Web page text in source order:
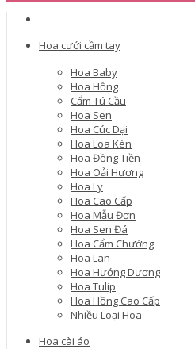
Hoa cưới cầm tay
Hoa Baby
Hoa Hồng
Cẩm Tú Cầu
Hoa Sen
Hoa Cúc Dại
Hoa Loa Kèn
Hoa Đồng Tiền
Hoa Oải Hương
Hoa Ly
Hoa Cao Cấp
Hoa Mẫu Đơn
Hoa Sen Đá
Hoa Cẩm Chướng
Hoa Lan
Hoa Hướng Dương
Hoa Tulip
Hoa Hồng Cao Cấp
Nhiều Loại Hoa
Hoa cài áo